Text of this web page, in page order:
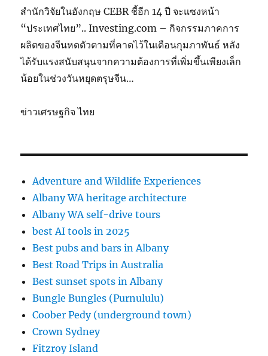
สำนักวิจัยในอังกฤษ CEBR ชี้อีก 14 ปี จะแซงหน้า
“ประเทศไทย”.. Investing.com – กิจกรรมภาคการ
ผลิตของจีนหดตัวตามที่คาดไว้ในเดือนกุมภาพันธ์ หลัง
ได้รับแรงสนับสนุนจากความต้องการที่เพิ่มขึ้นเพียงเล็ก
น้อยในช่วงวันหยุดตรุษจีน…
ข่าวเศรษฐกิจ ไทย
Adventure and Wildlife Experiences
Albany WA heritage architecture
Albany WA self-drive tours
best AI tools in 2025
Best pubs and bars in Albany
Best Road Trips in Australia
Best sunset spots in Albany
Bungle Bungles (Purnululu)
Coober Pedy (underground town)
Crown Sydney
Fitzroy Island